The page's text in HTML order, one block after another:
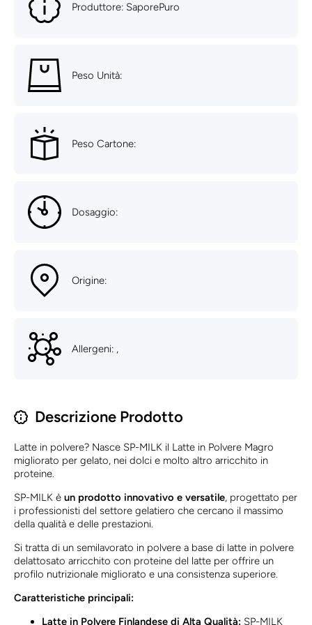
Produttore: SaporePuro
Peso Unità:
Peso Cartone:
Dosaggio:
Origine:
Allergeni: ,
Descrizione Prodotto
Latte in polvere? Nasce SP-MILK il Latte in Polvere Magro
migliorato per gelato, nei dolci e molto altro arricchito in
proteine.
SP-MILK è un prodotto innovativo e versatile, progettato per
i professionisti del settore gelatiero che cercano il massimo
della qualità e delle prestazioni.
Si tratta di un semilavorato in polvere a base di latte in polvere
delattosato arricchito con proteine del latte per offrire un
profilo nutrizionale migliorato e una consistenza superiore.
Caratteristiche principali:
Latte in Polvere Finlandese di Alta Qualità: SP-MILK